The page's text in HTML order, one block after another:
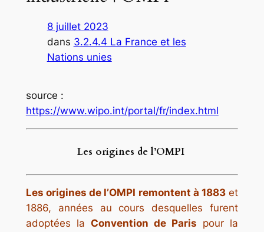
8 juillet 2023
dans 3.2.4.4 La France et les
Nations unies
source :
https://www.wipo.int/portal/fr/index.html
Les origines de l’OMPI
Les origines de l’OMPI remontent à 1883et
1886, années au cours desquelles furent
adoptées la Convention de Paris pour la